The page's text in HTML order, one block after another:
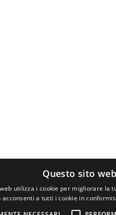
Questo sito
utilizza i cookie per migliorare la
acconsenti a tutti i cookie in